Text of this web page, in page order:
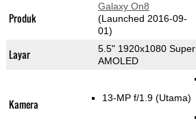
Produk
Galaxy On8
(Launched 2016-09-
01)
Layar
5.5" 1920x1080 Super
AMOLED
Kamera 13-MP f/1.9 (Utama)